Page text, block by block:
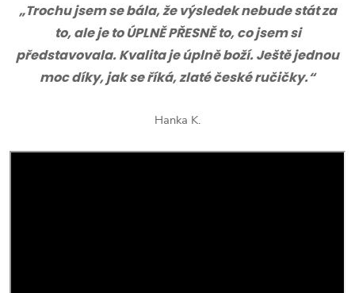
„Trochu jsem se bála, že výsledek nebude stát za
to, ale je to ÚPLNĚ PŘESNĚ to, co jsem si
představovala. Kvalita je úplně boží. Ještě jednou
moc díky, jak se říká, zlaté české ručičky.“
Hanka K.